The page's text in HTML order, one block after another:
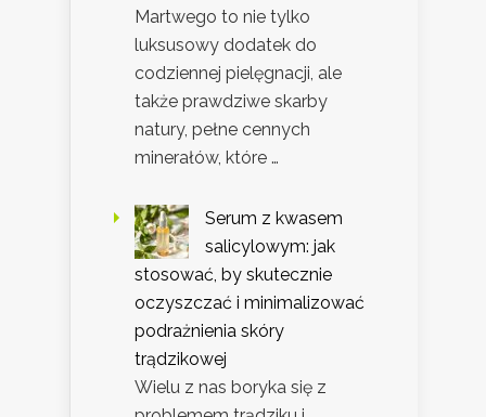
Martwego to nie tylko
luksusowy dodatek do
codziennej pielęgnacji, ale
także prawdziwe skarby
natury, pełne cennych
minerałów, które …
Serum z kwasem
salicylowym: jak
stosować, by skutecznie
oczyszczać i minimalizować
podrażnienia skóry
trądzikowej
Wielu z nas boryka się z